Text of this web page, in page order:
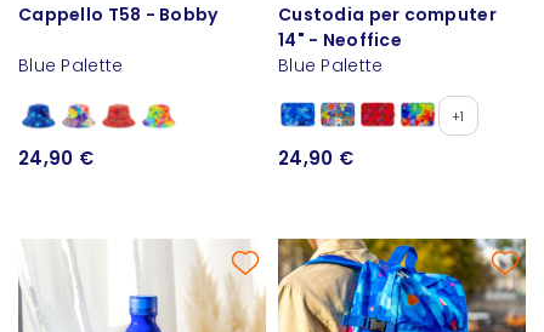
Cappello T58 - Bobby
Blue Palette
24,90 €
Custodia per computer
14" - Neoffice
Blue Palette
+1
24,90 €